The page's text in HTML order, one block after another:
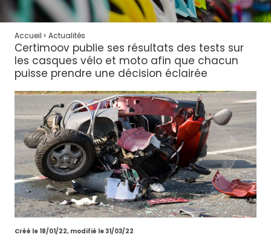
Accueil › Actualités
Certimoov publie ses résultats des tests sur
les casques vélo et moto afin que chacun
puisse prendre une décision éclairée
Créé le 18/01/22, modifié le 31/03/22